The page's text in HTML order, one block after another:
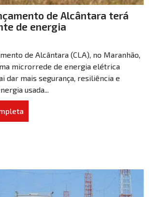
de Alcântara terá
de energia
de Alcântara (CLA), no Maranhão,
microrrede de energia elétrica
dar mais segurança, resiliência e
usada...